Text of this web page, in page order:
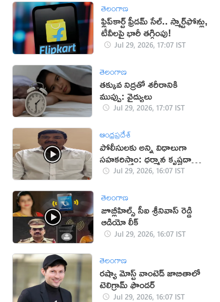
తెలంగాణ
ఫ్లిప్‌కార్ట్ ఫ్రీడమ్ సేల్.. స్మార్ట్‌ఫోన్లు,
టీవీలపై భారీ తగ్గింపు!
Jul 29, 2026, 17:07 IST
తెలంగాణ
తక్కువ నిద్రతో శరీరానికి
ముప్పు: వైద్యులు
Jul 29, 2026, 17:07 IST
ఆంధ్రప్రదేశ్
పోలీసులకు అన్ని విధాలుగా
సహకరిస్తాం: ధర్మాన కృష్ణదాస్
(వీడియో)
Jul 29, 2026, 16:07 IST
తెలంగాణ
జూబ్లీహిల్స్ సీఐ శ్రీనివాస్ రెడ్డి
ఆడియో లీక్
Jul 29, 2026, 16:07 IST
తెలంగాణ
రష్యా మోస్ట్ వాంటెడ్ జాబితాలో
టెలిగ్రామ్ ఫౌండర్
Jul 29, 2026, 16:07 IST